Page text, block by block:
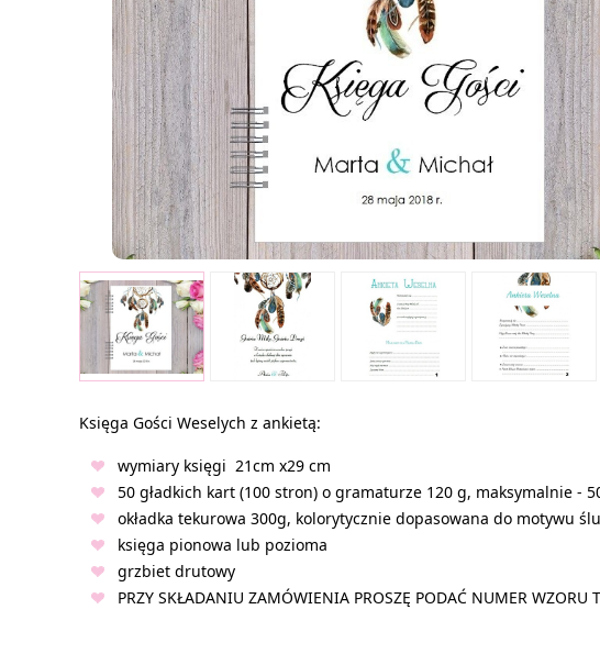
Księga Gości Weselych z ankietą:
wymiary księgi 21cm x29 cm
50 gładkich kart (100 stron) o gramaturze 120 g, maksymalnie -
okładka tekurowa 300g, kolorytycznie dopasowana do motywu
księga pionowa lub pozioma
grzbiet drutowy
PRZY SKŁADANIU ZAMÓWIENIA PROSZĘ PODAĆ NUMER WZORU